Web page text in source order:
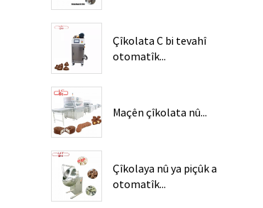
Çîkolata C bi tevahî
otomatîk...
Maçên çîkolata nû...
Çîkolaya nû ya piçûk a
otomatîk...